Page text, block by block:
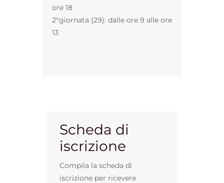
ore 18
2°giornata (29): dalle ore 9 alle ore
13
Scheda di
iscrizione
Compila la scheda di
iscrizione per ricevere